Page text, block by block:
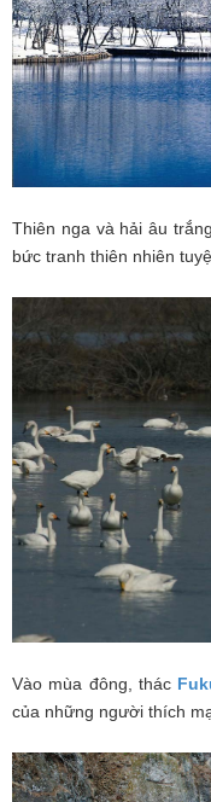
Thiên nga và hải âu
bức tranh thiên nhiên
Vào mùa đông, thác
của những người thích